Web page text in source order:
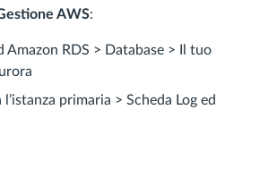
AWS:
Amazon RDS > Database > Il tuo
l’istanza primaria > Scheda Log ed